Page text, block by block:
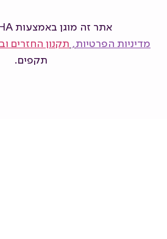
אתר זה מוגן באמצעות reCAPTCHA,
מדיניות הפרטיות, תקנון החזרים
תקפים.